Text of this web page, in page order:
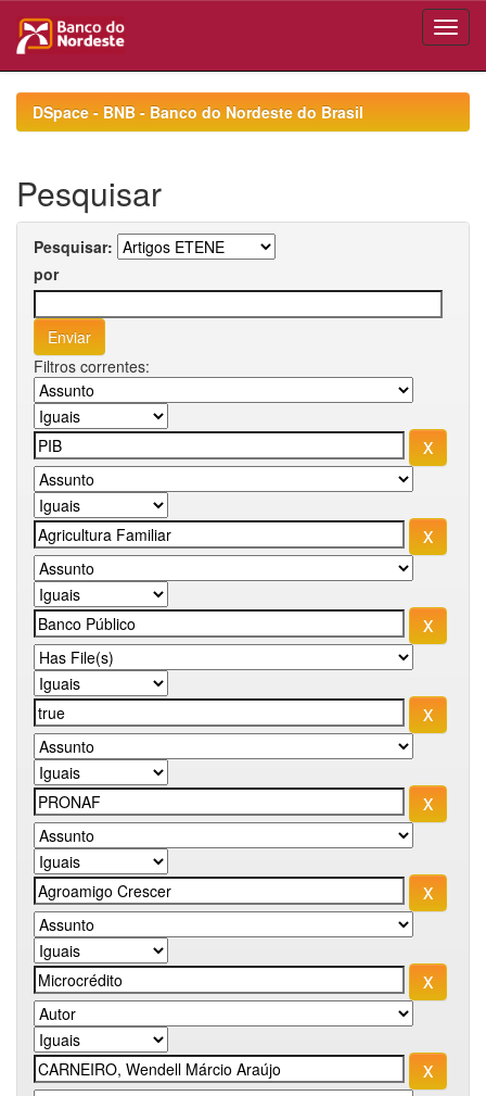
navigationDSpace - BNB - Banco do Nordeste do Brasil
Pesquisar
Pesquisar:
por
Filtros correntes: